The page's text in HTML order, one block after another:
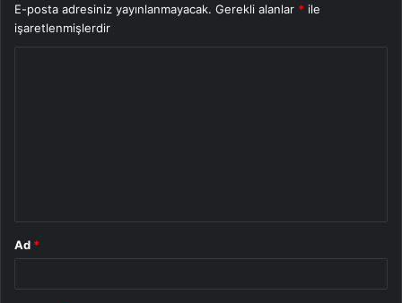
E-posta adresiniz yayınlanmayacak. Gerekli alanlar * ile
işaretlenmişlerdir
Ad *